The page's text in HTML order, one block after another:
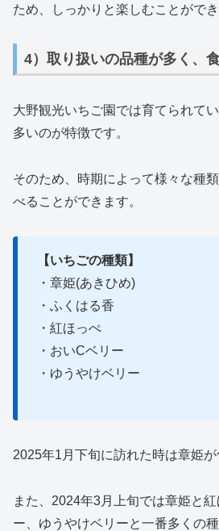
ため、しっかりと楽しむことができ
4）取り扱いの品種が多く、
大野観光いちご園では育てられて
多いのが特徴です。
そのため、時期によって様々な種
べることができます。
【いちごの種類】
・章姫(あきひめ)
・ふくはる香
・紅ほっぺ
・おいCベリー
・ゆうやけベリー
2025年1月下旬に訪れた時は章姫が
また、2024年3月上旬では章姫と
ー、ゆうやけベリーと一番多くの